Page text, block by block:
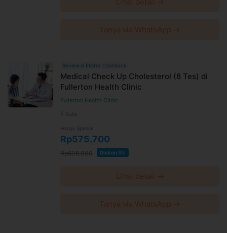
Tanya via WhatsApp →
Review & Ekstra Cashback
Medical Check Up Cholesterol (8 Tes) di
Fullerton Health Clinic
Fullerton Health Clinic
Kuta
Harga Spesial
Rp575.700
Rp606.000 Diskon 5%
Lihat detail →
Tanya via WhatsApp →